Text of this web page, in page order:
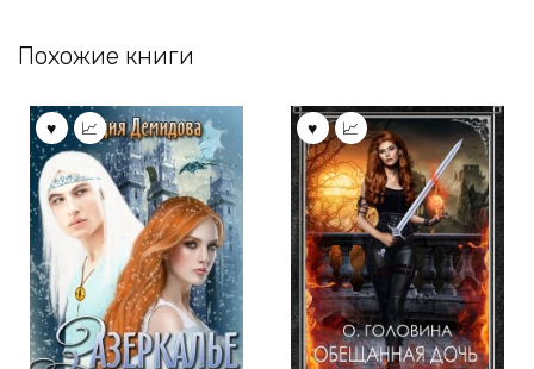
Похожие книги